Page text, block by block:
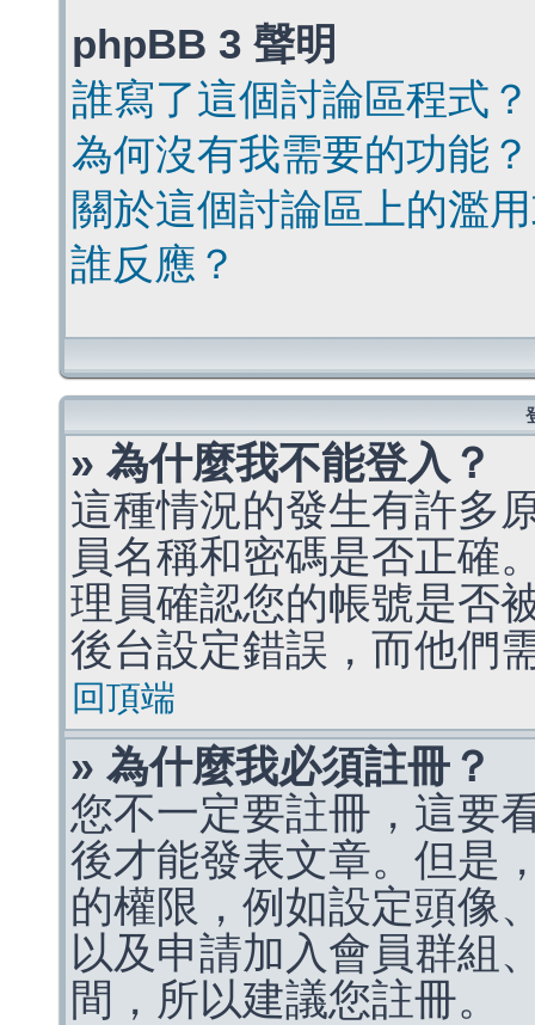
phpBB 3 聲明
誰寫了這個討論區程式？
為何沒有我需要的功能？
關於這個討論區上的濫
誰反應？
» 為什麼我不能登入？
這種情況的發生有許多
員名稱和密碼是否正確
理員確認您的帳號是否
後台設定錯誤，而他們
回頂端
» 為什麼我必須註冊？
您不一定要註冊，這要
後才能發表文章。但是
的權限，例如設定頭像
以及申請加入會員群組
間，所以建議您註冊。